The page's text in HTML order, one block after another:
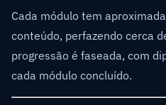
Cada módulo tem
conteúdo, perfazendo cerca
progressão é faseada, com
cada módulo concluído.